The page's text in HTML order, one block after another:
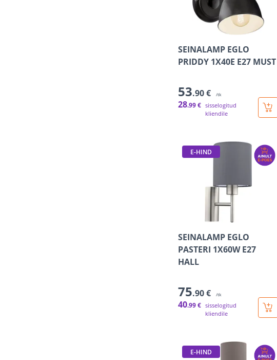
SEINALAMP EGLO
PRIDDY 1X40E E27 MUST
53.90 € /tk
28.99 € sisselogitud
kliendile
E-HIND
SEINALAMP EGLO
PASTERI 1X60W E27
HALL
75.90 € /tk
40.99 € sisselogitud
kliendile
E-HIND